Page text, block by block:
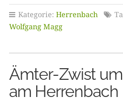
Kategorie: Herrenbach
Wolfgang Magg
Ämter-Zwist
am Herrenbach